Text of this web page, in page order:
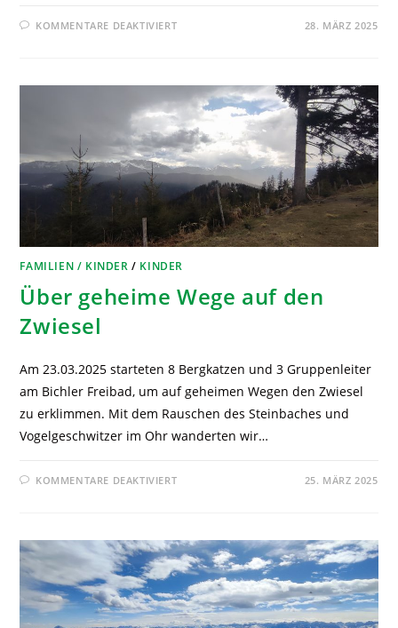
KOMMENTARE DEAKTIVIERT 28. MÄRZ 2025
FAMILIEN / KINDER / KINDER
Über geheime Wege auf den
Zwiesel
Am 23.03.2025 starteten 8 Bergkatzen und 3 Gruppenleiter
am Bichler Freibad, um auf geheimen Wegen den Zwiesel
zu erklimmen. Mit dem Rauschen des Steinbaches und
Vogelgeschwitzer im Ohr wanderten wir…
KOMMENTARE DEAKTIVIERT 25. MÄRZ 2025